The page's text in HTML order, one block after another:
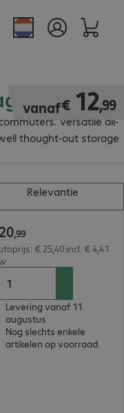
Versatile all-
thought-out storage
vanaf€ 12,99
€ 12,99
Relevantie
20,99
€ 25,40 incl. € 4,41
Levering vanaf 11.
augustus
Nog slechts enkele
artikelen op voorraad.